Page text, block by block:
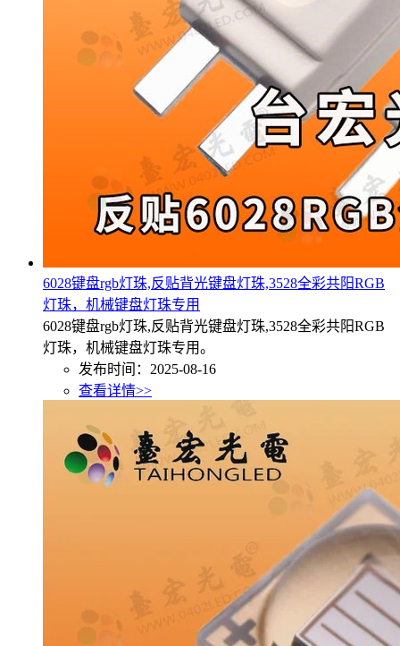
6028键盘rgb灯珠,反贴背光键盘灯珠,3528全彩共阳RGB
灯珠，机械键盘灯珠专用
6028键盘rgb灯珠,反贴背光键盘灯珠,3528全彩共阳RGB
灯珠，机械键盘灯珠专用。
发布时间：2025-08-16
查看详情>>